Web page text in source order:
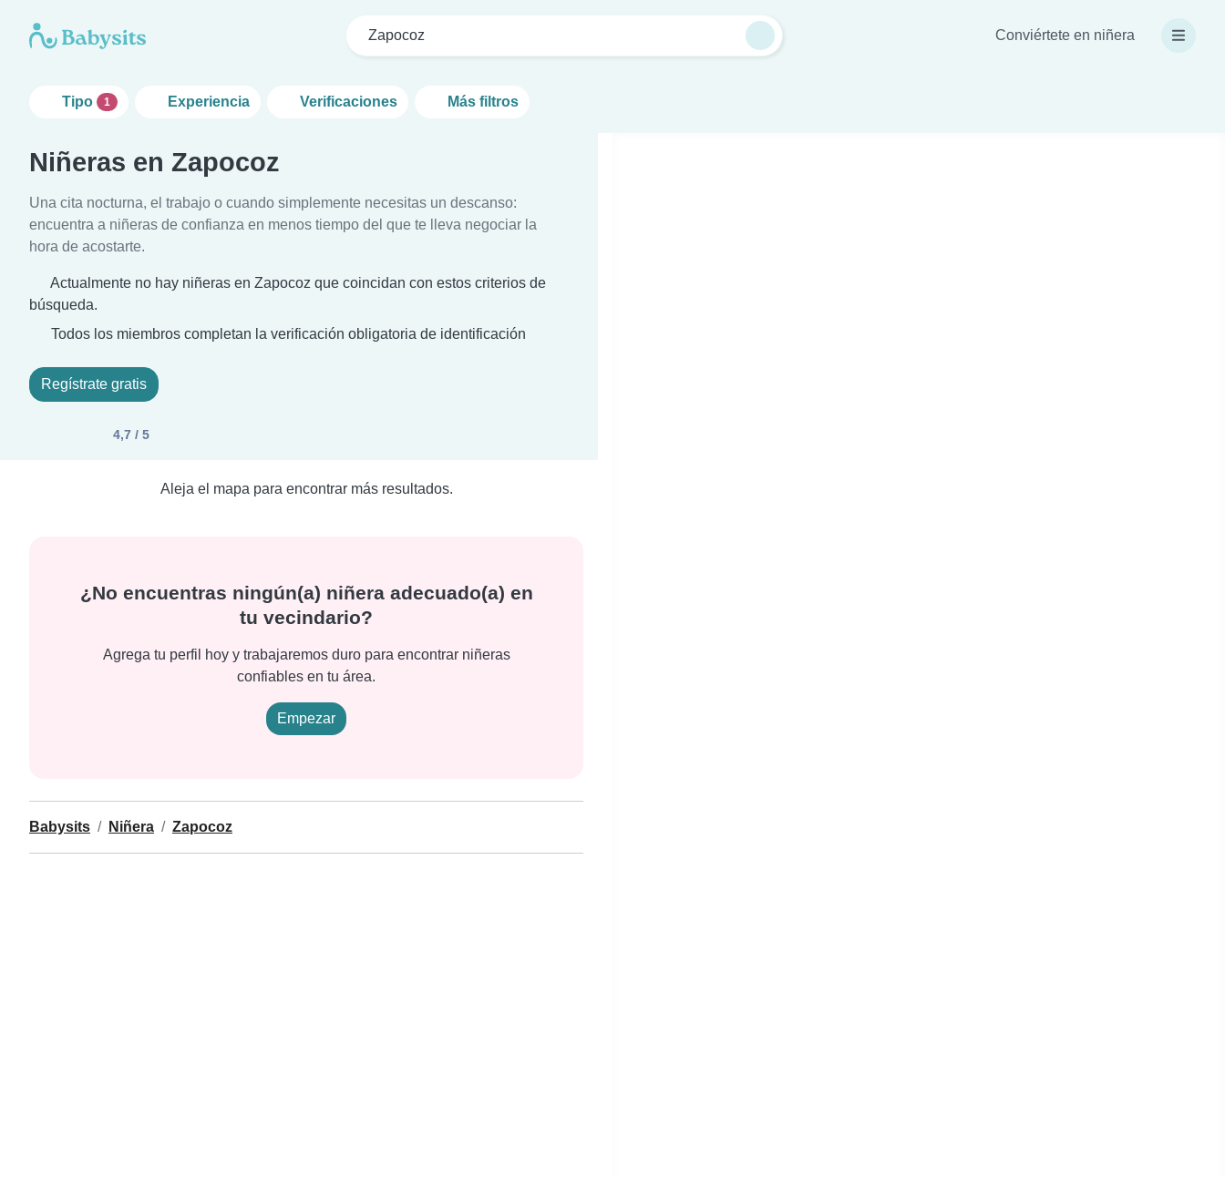
Zapocoz Conviértete en niñera
Tipo 1 Experiencia Verificaciones Más filtros
Niñeras en Zapocoz
Una cita nocturna, el trabajo o cuando simplemente necesitas un descanso:
encuentra a niñeras de confianza en menos tiempo del que te lleva negociar la
hora de acostarte.
Actualmente no hay niñeras en Zapocoz que coincidan con estos criterios de
búsqueda.
Todos los miembros completan la verificación obligatoria de identificación
Regístrate gratis
4,7 / 5
Aleja el mapa para encontrar más resultados.
¿No encuentras ningún(a) niñera adecuado(a) en
tu vecindario?
Agrega tu perfil hoy y trabajaremos duro para encontrar niñeras
confiables en tu área.
Empezar
Babysits Niñera Zapocoz